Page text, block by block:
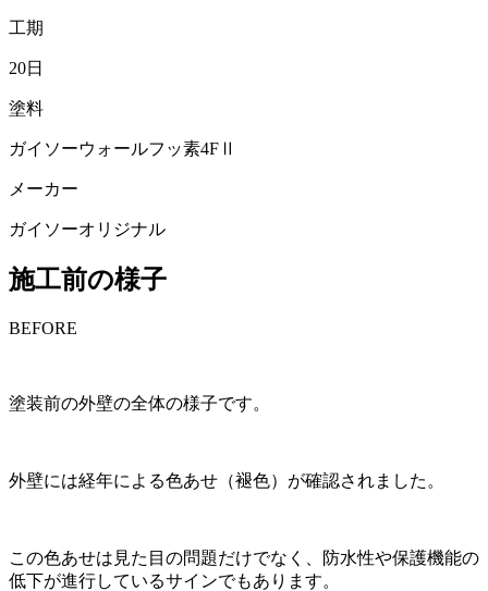
工期
20日
塗料
ガイソーウォールフッ素4FⅡ
メーカー
ガイソーオリジナル
施工前の様子
BEFORE
塗装前の外壁の全体の様子です。
外壁には経年による色あせ（褪色）が確認されました。
この色あせは見た目の問題だけでなく、防水性や保護機能の
低下が進行しているサインでもあります。